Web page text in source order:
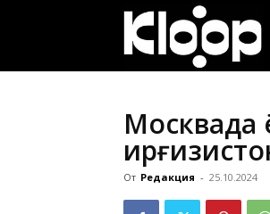
Москвада
От Редакция - 25.10.2024